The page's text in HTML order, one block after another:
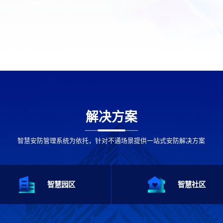
解决方案
智慧安防管理系统为依托，针对不通场景提供一站式安防解决方案
智慧园区 智慧社区